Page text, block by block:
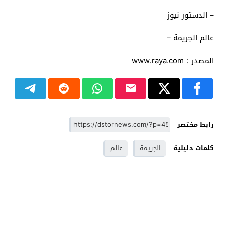
– الدستور نيوز
عالم الجريمة –
المصدر : www.raya.com
رابط مختصر
كلمات دليلية
الجريمة عالم